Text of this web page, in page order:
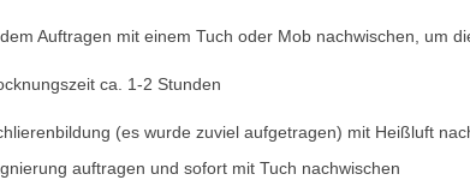
Auftragen mit einem Tuch oder Mob nachwischen, um
ca. 1-2 Stunden
(es wurde zuviel aufgetragen) mit Heißluft
auftragen und sofort mit Tuch nachwischen